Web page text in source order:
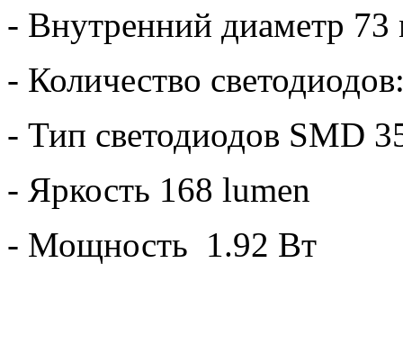
- Внутренний диаметр
- Количество
- Тип светодиодов SMD
- Яркость 168 lumen
- Мощность 1.92 Вт